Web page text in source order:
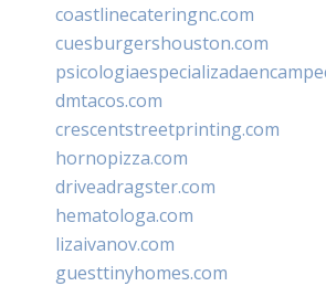
coastlinecateringnc.com
cuesburgershouston.com
dmtacos.com
crescentstreetprinting.com
hornopizza.com
driveadragster.com
hematologa.com
lizaivanov.com
guesttinyhomes.com